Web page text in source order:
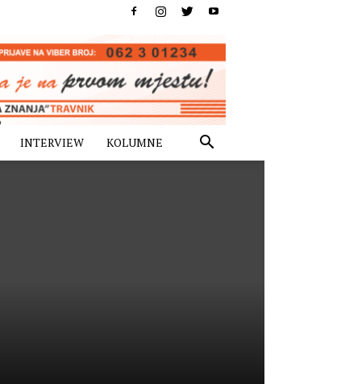
INTERVIEW KOLUMNE